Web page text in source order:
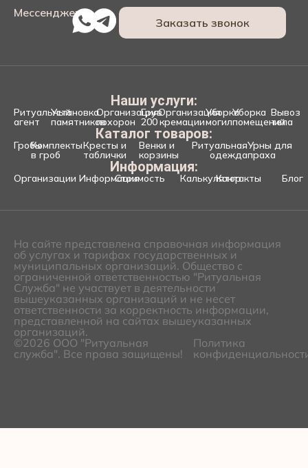
Мессенджеры:
Заказать звонок
Наши услуги:
Ритуальный
агент
Установка
памятников
Организация
похорон
Груз
200
Организация
кремации
Уборка
могил
Уборка
помещений
Вывоз
тела
Каталог товаров:
ГробыКомплекты
в гроб
Кресты и
таблички
Венки и
корзины
Ритуальная
одежда
Урны для
праха
Информация:
Организации ИнформацияСтоимость Калькулятор
Контакты Блог
На сайте представлена справочная информация
об услугах и тарифах государственных и
муниципальных организаций. Общество с
ограниченной ответственностью "Ритуальная
Служба" не участвует в деятельности
вышеуказанных организаций и не несет
ответственности за корректность информации,
представленной на сайтах вышеуказанных
организаций.
©2026 ООО "Ритуальная
служба". Все права защищены!
Политика